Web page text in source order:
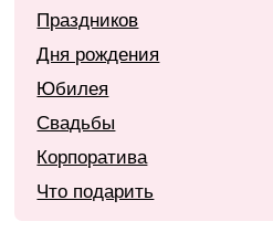
Праздников
Дня рождения
Юбилея
Свадьбы
Корпоратива
Что подарить